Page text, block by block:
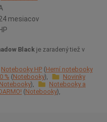
mesiacov
HP
Black je zaradený tiež v
Notebooky HP Herní notebooky
% Notebooky
Novinky
Notebooky
Notebooky a
Notebooky